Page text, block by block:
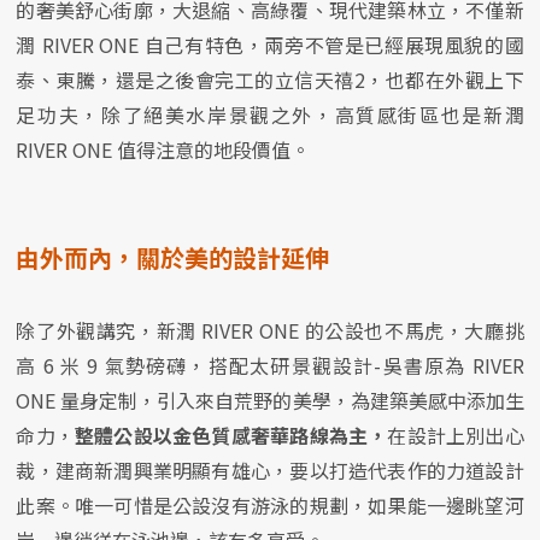
的奢美舒心街廓，大退縮、高綠覆、現代建築林立，不僅新
潤 RIVER ONE 自己有特色，兩旁不管是已經展現風貌的國
泰、東騰，還是之後會完工的立信天禧2，也都在外觀上下
足功夫，除了絕美水岸景觀之外，高質感街區也是新潤
RIVER ONE 值得注意的地段價值。
由外而內，關於美的設計延伸
除了外觀講究，新潤 RIVER ONE 的公設也不馬虎，大廳挑
高 6 米 9 氣勢磅礴，搭配太研景觀設計-吳書原為 RIVER
ONE 量身定制，引入來自荒野的美學，為建築美感中添加生
命力，整體公設以金色質感奢華路線為主，在設計上別出心
裁，建商新潤興業明顯有雄心，要以打造代表作的力道設計
此案。唯一可惜是公設沒有游泳的規劃，如果能一邊眺望河